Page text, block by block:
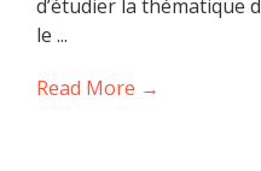
d’étudier la thématique
le ...
Read More →